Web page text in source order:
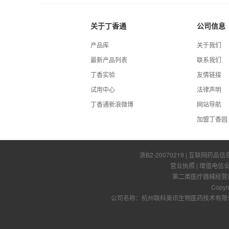
关于丁香通
产品库
最新产品列表
丁香实验
试用中心
丁香通新浪微博
公司信息
关于我们
联系我们
友情链接
法律声明
网站导航
加盟丁香园
浙B2-20070219 | 互联网药品信
营业执照 | 增值电信
第二类医疗器械经
公司名称：杭州联科美讯生物医药技术有